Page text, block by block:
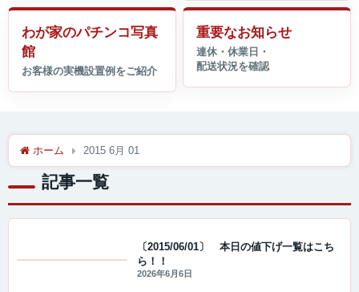
わが家のパチンコ写真
館
重要なお知らせ
ホーム 2015 6月 01
記事一覧
〔2015/06/01〕 本日の値下げ一覧はこち
ら！！
2026年6月6日